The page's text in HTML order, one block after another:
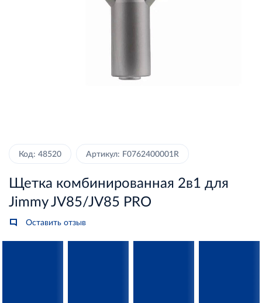
Код: 48520 Артикул: F0762400001R
Щетка комбинированная 2в1 для
Jimmy JV85/JV85 PRO
Оставить отзыв